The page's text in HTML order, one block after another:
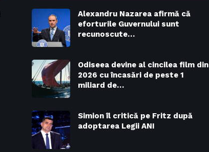
Alexandru Nazarea afirmă că
eforturile Guvernului sunt
recunoscute…
Odiseea devine al cincilea film din
2026 cu încasări de peste 1
miliard de…
Simion îl critică pe Fritz după
adoptarea Legii ANI